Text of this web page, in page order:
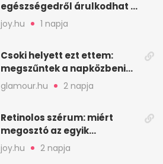
egészségedről árulkodhat –
erre figyelj oda
joy.hu 1 napja
Csoki helyett ezt ettem:
megszűntek a napközbeni
nassolási rohamok
glamour.hu 2 napja
Retinolos szérum: miért
megosztó az egyik
leghatásosabb
öregedésgátló?
joy.hu 2 napja